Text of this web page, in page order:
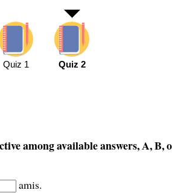
Quiz 1 Quiz 2
among available answers, A, B,
amis.